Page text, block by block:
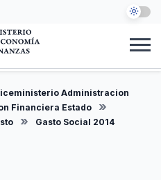
Administracion
Financiera Estado
Gasto Social 2014